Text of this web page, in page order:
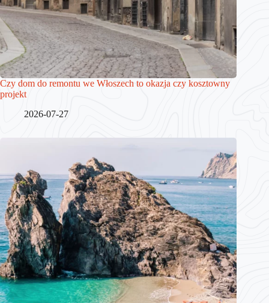
Czy dom do remontu we Włoszech to okazja czy kosztowny
projekt
2026-07-27